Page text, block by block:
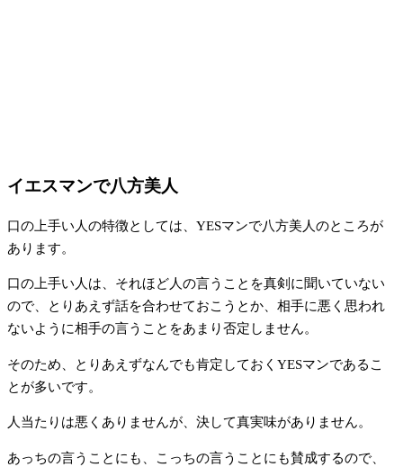
イエスマンで八方美人
口の上手い人の特徴としては、YESマンで八方美人のところが
あります。
口の上手い人は、それほど人の言うことを真剣に聞いていない
ので、とりあえず話を合わせておこうとか、相手に悪く思われ
ないように相手の言うことをあまり否定しません。
そのため、とりあえずなんでも肯定しておくYESマンであるこ
とが多いです。
人当たりは悪くありませんが、決して真実味がありません。
あっちの言うことにも、こっちの言うことにも賛成するので、